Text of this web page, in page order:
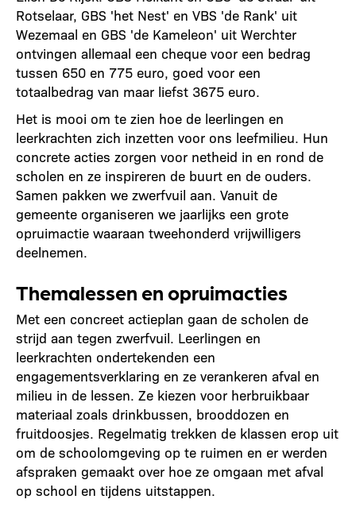
Rotselaar, GBS 'het Nest' en VBS 'de Rank' uit
Wezemaal en GBS 'de Kameleon' uit Werchter
ontvingen allemaal een cheque voor een bedrag
tussen 650 en 775 euro, goed voor een
totaalbedrag van maar liefst 3675 euro.
Het is mooi om te zien hoe de leerlingen en
leerkrachten zich inzetten voor ons leefmilieu. Hun
concrete acties zorgen voor netheid in en rond de
scholen en ze inspireren de buurt en de ouders.
Samen pakken we zwerfvuil aan. Vanuit de
gemeente organiseren we jaarlijks een grote
opruimactie waaraan tweehonderd vrijwilligers
deelnemen.
Themalessen en opruimacties
Met een concreet actieplan gaan de scholen de
strijd aan tegen zwerfvuil. Leerlingen en
leerkrachten ondertekenden een
engagementsverklaring en ze verankeren afval en
milieu in de lessen. Ze kiezen voor herbruikbaar
materiaal zoals drinkbussen, brooddozen en
fruitdoosjes. Regelmatig trekken de klassen erop uit
om de schoolomgeving op te ruimen en er werden
afspraken gemaakt over hoe ze omgaan met afval
op school en tijdens uitstappen.